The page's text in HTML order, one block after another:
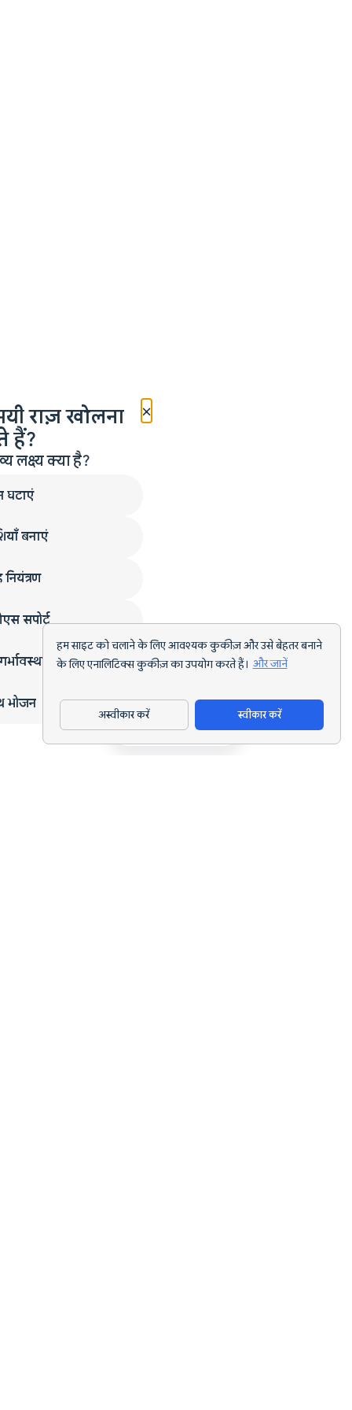
हम साइट को चलाने के लिए आवश्यक कुकीज़ और उसे बेहतर बनाने
के लिए एनालिटिक्स कुकीज़ का उपयोग करते हैं। और जानें
अस्वीकार करें स्वीकार करें
ऐप डाउनलोड करें
×
राज़ खोलना
हैं?
लक्ष्य क्या है?
घटाएं
बनाएं
सपोर्ट
भोजन